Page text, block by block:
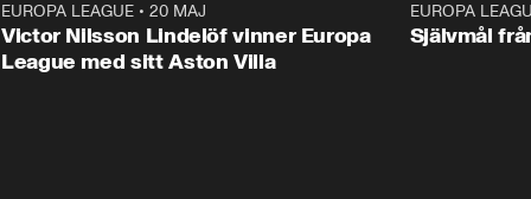
EUROPA LEAGUE • 20 MAJ
Victor Nilsson Lindelöf vinner Europa
League med sitt Aston Villa
EUROPA
Självmål